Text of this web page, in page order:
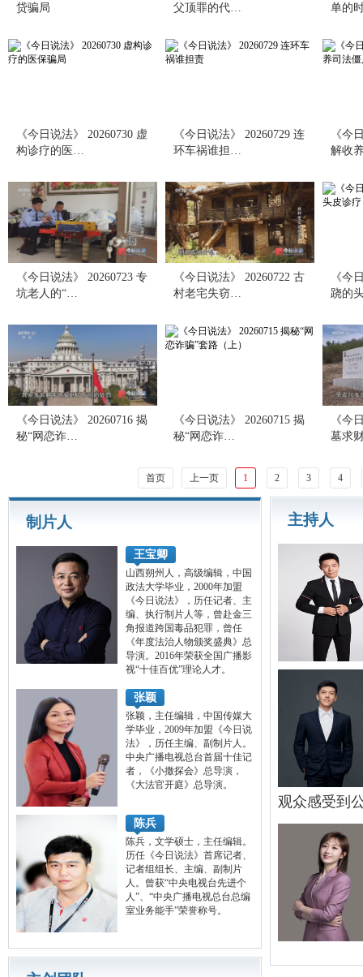
贷骗局
父顶罪的代…
单的
《今日说法》 20260730 虚
构诊疗的医…
《今日说法》 20260729 连
环车祸谁担…
《今
解收
《今日说法》 20260723 专
坑老人的“…
《今日说法》 20260722 古
村老宅失窃…
《今
跷的
《今日说法》 20260716 揭
秘“网恋诈…
《今日说法》 20260715 揭
秘“网恋诈…
《今
墓求
首页 上一页 1 2 3 4
制片人
王宝卿
山西朔州人，高级编辑，中国
政法大学毕业，2000年加盟
《今日说法》，历任记者、主
编、执行制片人等，曾赴金三
角报道跨国毒品犯罪，曾任
《年度法治人物颁奖盛典》总
导演。2016年荣获全国广播影
视“十佳百优”理论人才。
张颖
张颖，主任编辑，中国传媒大
学毕业，2009年加盟《今日说
法》，历任主编、副制片人。
中央广播电视总台首届十佳记
者，《小撒探会》总导演，
《大法官开庭》总导演。
陈兵
陈兵，文学硕士，主任编辑。
历任《今日说法》首席记者、
记者组组长、主编、副制片
人。曾获“中央电视台先进个
人”、“中央广播电视总台总编
室业务能手”荣誉称号。
主持人
观众感受到